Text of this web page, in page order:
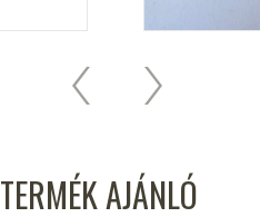
TERMÉK AJÁNLÓ